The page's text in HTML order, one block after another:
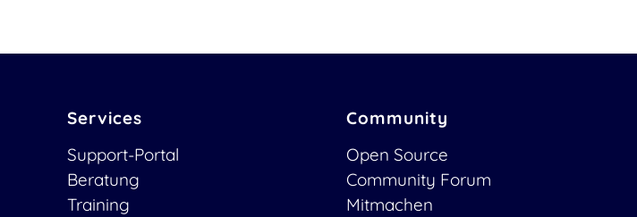
Services
Support-Portal
Beratung
Training
Community
Open Source
Community Forum
Mitmachen